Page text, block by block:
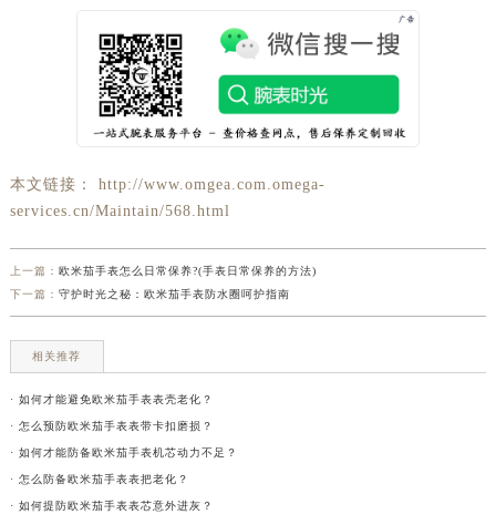
本文链接： http://www.omgea.com.omega-
services.cn/Maintain/568.html
上一篇： 欧米茄手表怎么日常保养?(手表日常保养的方法)
下一篇： 守护时光之秘：欧米茄手表防水圈呵护指南
相关推荐
· 如何才能避免欧米茄手表表壳老化？
· 怎么预防欧米茄手表表带卡扣磨损？
· 如何才能防备欧米茄手表机芯动力不足？
· 怎么防备欧米茄手表表把老化？
· 如何提防欧米茄手表表芯意外进灰？